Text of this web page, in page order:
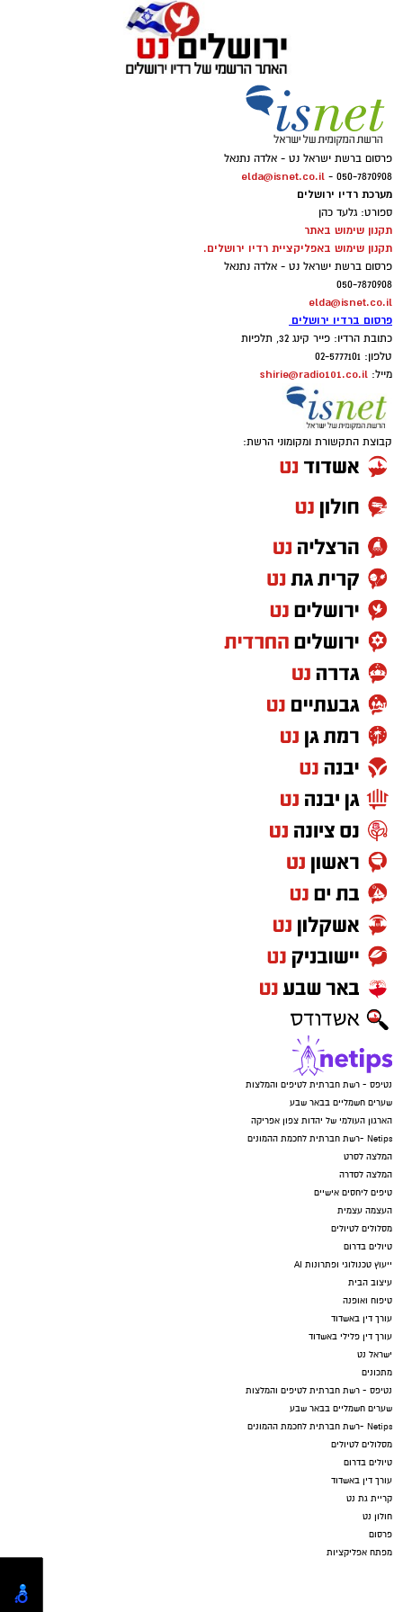
פרסום ברשת ישראל נט - אלדה נתנאל
050-7870908 -
elda@isnet.co.il
מערכת רדיו ירושלים
ספורט: גלעד כהן
תקנון שימוש באתר
תקנון שימוש באפליקציית רדיו ירושלים.
פרסום ברשת ישראל נט - אלדה נתנאל
050-7870908
elda@isnet.co.il
פרסום ברדיו ירושלים
כתובת הרדיו: פייר קינג 32, תלפיות
טלפון: 02-5777101
מייל: shirie@radio101.co.il
קבוצת התקשורת ומקומוני הרשת:
נטיפס - רשת חברתית לטיפים והמלצות
שערים חשמליים בבאר שבע
הארגון העולמי של יהדות צפון אפריקה
Netips -רשת חברתית לחכמת ההמונים
המלצה לסרט
המלצה לסדרה
טיפים ליחסים אישיים
העצמה עצמית
מסלולים לטיולים
טיולים בדרום
ייעוץ טכנולוגי ופתרונות AI
עיצוב הבית
טיפוח ואופנה
עורך דין באשדוד
עורך דין פלילי באשדוד
ישראל נט
מתכונים
נטיפס - רשת חברתית לטיפים והמלצות
שערים חשמליים בבאר שבע
Netips -רשת חברתית לחכמת ההמונים
מסלולים לטיולים
טיולים בדרום
עורך דין באשדוד
קריית גת נט
חולון נט
פרסום
מפתח אפליקציות